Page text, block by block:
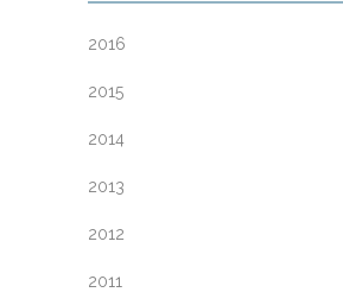
2016
2015
2014
2013
2012
2011